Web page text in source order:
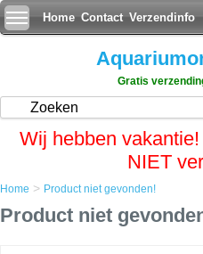
Home Contact Verzendinfo
Gratis
Wij hebben
NIET
Home > Product niet gevonden!
Product niet